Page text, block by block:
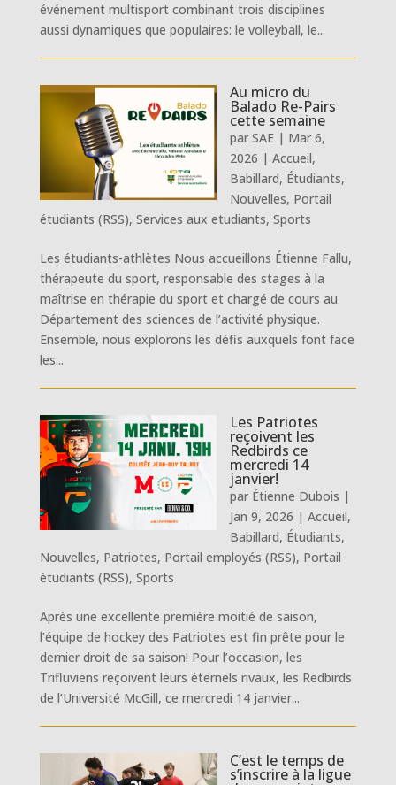
événement multisport combinant trois disciplines
aussi dynamiques que populaires: le volleyball, le...
Au micro du
Balado Re-Pairs
cette semaine
par SAE| Mar 6,
2026 | Accueil,
Babillard, Étudiants,
Nouvelles, Portail
étudiants (RSS), Services aux etudiants, Sports
Les étudiants-athlètes Nous accueillons Étienne Fallu,
thérapeute du sport, responsable des stages à la
maîtrise en thérapie du sport et chargé de cours au
Département des sciences de l’activité physique.
Ensemble, nous explorons les défis auxquels font face
les...
Les Patriotes
reçoivent les
Redbirds ce
mercredi 14
janvier!
par Étienne Dubois |
Jan 9, 2026 | Accueil,
Babillard, Étudiants,
Nouvelles, Patriotes, Portail employés (RSS), Portail
étudiants (RSS), Sports
Après une excellente première moitié de saison,
l’équipe de hockey des Patriotes est fin prête pour le
dernier droit de sa saison! Pour l’occasion, les
Trifluviens reçoivent leurs éternels rivaux, les Redbirds
de l’Université McGill, ce mercredi 14 janvier...
C’est le temps de
s’inscrire à la ligue